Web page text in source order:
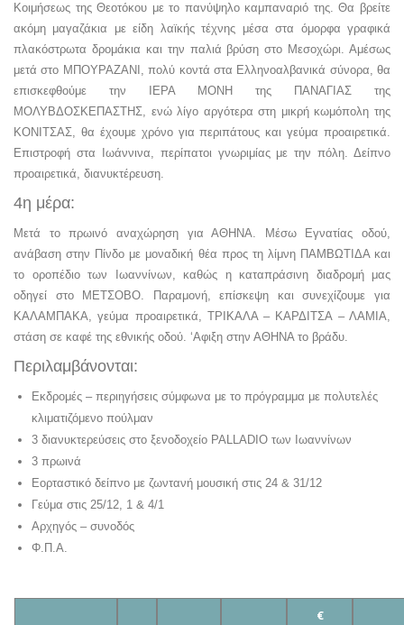
Κοιμήσεως της Θεοτόκου με το πανύψηλο καμπαναριό της. Θα βρείτε
ακόμη μαγαζάκια με είδη λαϊκής τέχνης μέσα στα όμορφα γραφικά
πλακόστρωτα δρομάκια και την παλιά βρύση στο Μεσοχώρι. Αμέσως
μετά στο ΜΠΟΥΡΑΖΑΝΙ, πολύ κοντά στα Ελληνοαλβανικά σύνορα, θα
επισκεφθούμε την ΙΕΡΑ ΜΟΝΗ της ΠΑΝΑΓΙΑΣ της
ΜΟΛΥΒΔΟΣΚΕΠΑΣΤΗΣ, ενώ λίγο αργότερα στη μικρή κωμόπολη της
ΚΟΝΙΤΣΑΣ, θα έχουμε χρόνο για περιπάτους και γεύμα προαιρετικά.
Επιστροφή στα Ιωάννινα, περίπατοι γνωριμίας με την πόλη. Δείπνο
προαιρετικά, διανυκτέρευση.
4η μέρα:
Μετά το πρωινό αναχώρηση για ΑΘΗΝΑ. Μέσω Εγνατίας οδού,
ανάβαση στην Πίνδο με μοναδική θέα προς τη λίμνη ΠΑΜΒΩΤΙΔΑ και
το οροπέδιο των Ιωαννίνων, καθώς η καταπράσινη διαδρομή μας
οδηγεί στο ΜΕΤΣΟΒΟ. Παραμονή, επίσκεψη και συνεχίζουμε για
ΚΑΛΑΜΠΑΚΑ, γεύμα προαιρετικά, ΤΡΙΚΑΛΑ – ΚΑΡΔΙΤΣΑ – ΛΑΜΙΑ,
στάση σε καφέ της εθνικής οδού. ‘Αφιξη στην ΑΘΗΝΑ το βράδυ.
Περιλαμβάνονται:
Εκδρομές – περιηγήσεις σύμφωνα με το πρόγραμμα με πολυτελές
κλιματιζόμενο πούλμαν
3 διανυκτερεύσεις στο ξενοδοχείο PALLADIO των Ιωαννίνων
3 πρωινά
Εορταστικό δείπνο με ζωντανή μουσική στις 24 & 31/12
Γεύμα στις 25/12, 1 & 4/1
Αρχηγός – συνοδός
Φ.Π.Α.
€